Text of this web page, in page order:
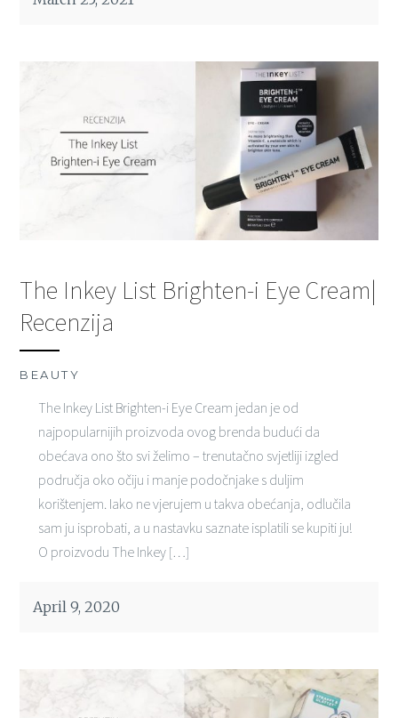
The Inkey List Brighten-i Eye Cream|
Recenzija
BEAUTY
The Inkey List Brighten-i Eye Cream jedan je od
najpopularnijih proizvoda ovog brenda budući da
obećava ono što svi želimo – trenutačno svjetliji izgled
područja oko očiju i manje podočnjake s duljim
korištenjem. Iako ne vjerujem u takva obećanja, odlučila
sam ju isprobati, a u nastavku saznate isplatili se kupiti ju!
O proizvodu The Inkey […]
April 9, 2020